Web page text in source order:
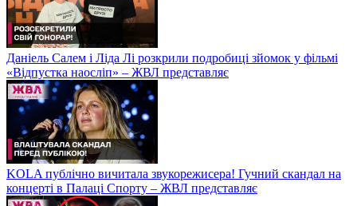
Даніель Салем і Ліда Лі розкрили подробиці зйомок у фільмі
«Відпустка наосліп» – ЖВЛ представляє
KOLA публічно вичитала звукорежисера! Гучний скандал на
концерті в Палаці Спорту – ЖВЛ представляє